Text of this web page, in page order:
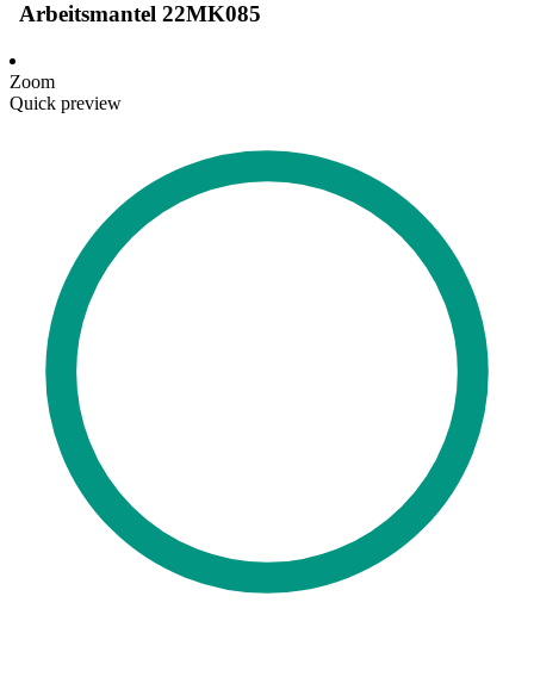
Arbeitsmantel 22MK085
Zoom
Quick preview